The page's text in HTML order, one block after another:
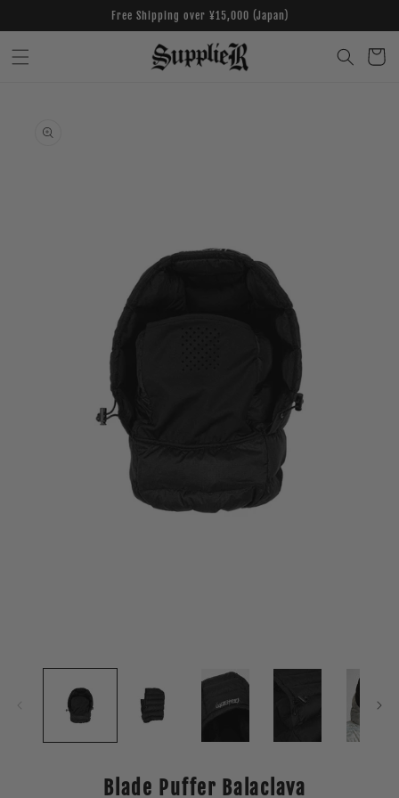
content
Free Shipping over ¥15,000 (Japan)
Cart
product
information
media
Blade Puffer Balaclava